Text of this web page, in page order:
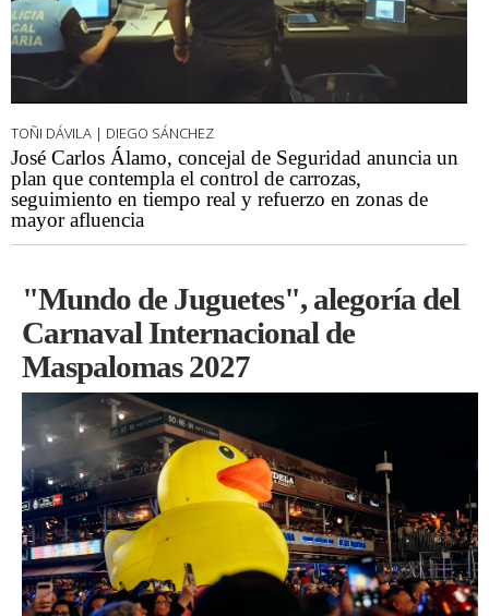
TOÑI DÁVILA | DIEGO SÁNCHEZ
José Carlos Álamo, concejal de Seguridad anuncia un
plan que contempla el control de carrozas,
seguimiento en tiempo real y refuerzo en zonas de
mayor afluencia
"Mundo de Juguetes", alegoría del
Carnaval Internacional de
Maspalomas 2027